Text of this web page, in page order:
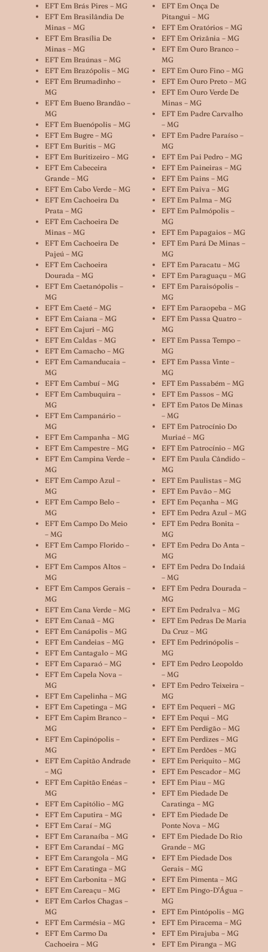
EFT Em Brás Pires – MG
EFT Em Brasilândia De
Minas – MG
EFT Em Brasília De
Minas – MG
EFT Em Braúnas – MG
EFT Em Brazópolis – MG
EFT Em Brumadinho –
MG
EFT Em Bueno Brandão –
MG
EFT Em Buenópolis – MG
EFT Em Bugre – MG
EFT Em Buritis – MG
EFT Em Buritizeiro – MG
EFT Em Cabeceira
Grande – MG
EFT Em Cabo Verde – MG
EFT Em Cachoeira Da
Prata – MG
EFT Em Cachoeira De
Minas – MG
EFT Em Cachoeira De
Pajeú – MG
EFT Em Cachoeira
Dourada – MG
EFT Em Caetanópolis –
MG
EFT Em Caeté – MG
EFT Em Caiana – MG
EFT Em Cajuri – MG
EFT Em Caldas – MG
EFT Em Camacho – MG
EFT Em Camanducaia –
MG
EFT Em Cambuí – MG
EFT Em Cambuquira –
MG
EFT Em Campanário –
MG
EFT Em Campanha – MG
EFT Em Campestre – MG
EFT Em Campina Verde –
MG
EFT Em Campo Azul –
MG
EFT Em Campo Belo –
MG
EFT Em Campo Do Meio
– MG
EFT Em Campo Florido –
MG
EFT Em Campos Altos –
MG
EFT Em Campos Gerais –
MG
EFT Em Cana Verde – MG
EFT Em Canaã – MG
EFT Em Canápolis – MG
EFT Em Candeias – MG
EFT Em Cantagalo – MG
EFT Em Caparaó – MG
EFT Em Capela Nova –
MG
EFT Em Capelinha – MG
EFT Em Capetinga – MG
EFT Em Capim Branco –
MG
EFT Em Capinópolis –
MG
EFT Em Capitão Andrade
– MG
EFT Em Capitão Enéas –
MG
EFT Em Capitólio – MG
EFT Em Caputira – MG
EFT Em Caraí – MG
EFT Em Caranaíba – MG
EFT Em Carandaí – MG
EFT Em Carangola – MG
EFT Em Caratinga – MG
EFT Em Carbonita – MG
EFT Em Careaçu – MG
EFT Em Carlos Chagas –
MG
EFT Em Carmésia – MG
EFT Em Carmo Da
Cachoeira – MG
EFT Em Onça De
Pitangui – MG
EFT Em Oratórios – MG
EFT Em Orizânia – MG
EFT Em Ouro Branco –
MG
EFT Em Ouro Fino – MG
EFT Em Ouro Preto – MG
EFT Em Ouro Verde De
Minas – MG
EFT Em Padre Carvalho
– MG
EFT Em Padre Paraíso –
MG
EFT Em Pai Pedro – MG
EFT Em Paineiras – MG
EFT Em Pains – MG
EFT Em Paiva – MG
EFT Em Palma – MG
EFT Em Palmópolis –
MG
EFT Em Papagaios – MG
EFT Em Pará De Minas –
MG
EFT Em Paracatu – MG
EFT Em Paraguaçu – MG
EFT Em Paraisópolis –
MG
EFT Em Paraopeba – MG
EFT Em Passa Quatro –
MG
EFT Em Passa Tempo –
MG
EFT Em Passa Vinte –
MG
EFT Em Passabém – MG
EFT Em Passos – MG
EFT Em Patos De Minas
– MG
EFT Em Patrocínio Do
Muriaé – MG
EFT Em Patrocínio – MG
EFT Em Paula Cândido –
MG
EFT Em Paulistas – MG
EFT Em Pavão – MG
EFT Em Peçanha – MG
EFT Em Pedra Azul – MG
EFT Em Pedra Bonita –
MG
EFT Em Pedra Do Anta –
MG
EFT Em Pedra Do Indaiá
– MG
EFT Em Pedra Dourada –
MG
EFT Em Pedralva – MG
EFT Em Pedras De Maria
Da Cruz – MG
EFT Em Pedrinópolis –
MG
EFT Em Pedro Leopoldo
– MG
EFT Em Pedro Teixeira –
MG
EFT Em Pequeri – MG
EFT Em Pequi – MG
EFT Em Perdigão – MG
EFT Em Perdizes – MG
EFT Em Perdões – MG
EFT Em Periquito – MG
EFT Em Pescador – MG
EFT Em Piau – MG
EFT Em Piedade De
Caratinga – MG
EFT Em Piedade De
Ponte Nova – MG
EFT Em Piedade Do Rio
Grande – MG
EFT Em Piedade Dos
Gerais – MG
EFT Em Pimenta – MG
EFT Em Pingo-D’Água –
MG
EFT Em Pintópolis – MG
EFT Em Piracema – MG
EFT Em Pirajuba – MG
EFT Em Piranga – MG